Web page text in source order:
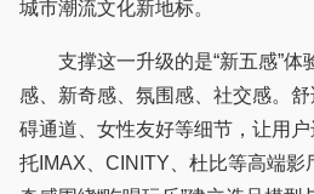
城市潮流文化新地标。
支撑这一升级的是“新五感”体
感、新奇感、氛围感、社交感。
碍通道、女性友好等细节，让用
托IMAX、CINITY、杜比等高端影